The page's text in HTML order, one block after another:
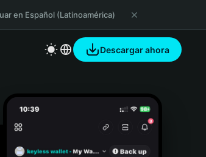
en Español (Latinoamérica)
Descargar ahora